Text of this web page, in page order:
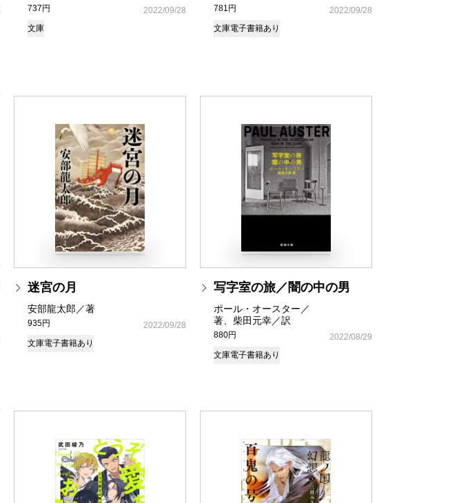
737円
2022/09/28
文庫
781円
2022/09/28
文庫電子書籍あり
迷宮の月
安部龍太郎／著
935円
2022/09/28
文庫電子書籍あり
写字室の旅／闇の中の男
ポール・オースター／
著、柴田元幸／訳
880円
2022/08/29
文庫電子書籍あり